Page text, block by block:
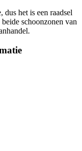
het is een raadsel
schoonzonen van